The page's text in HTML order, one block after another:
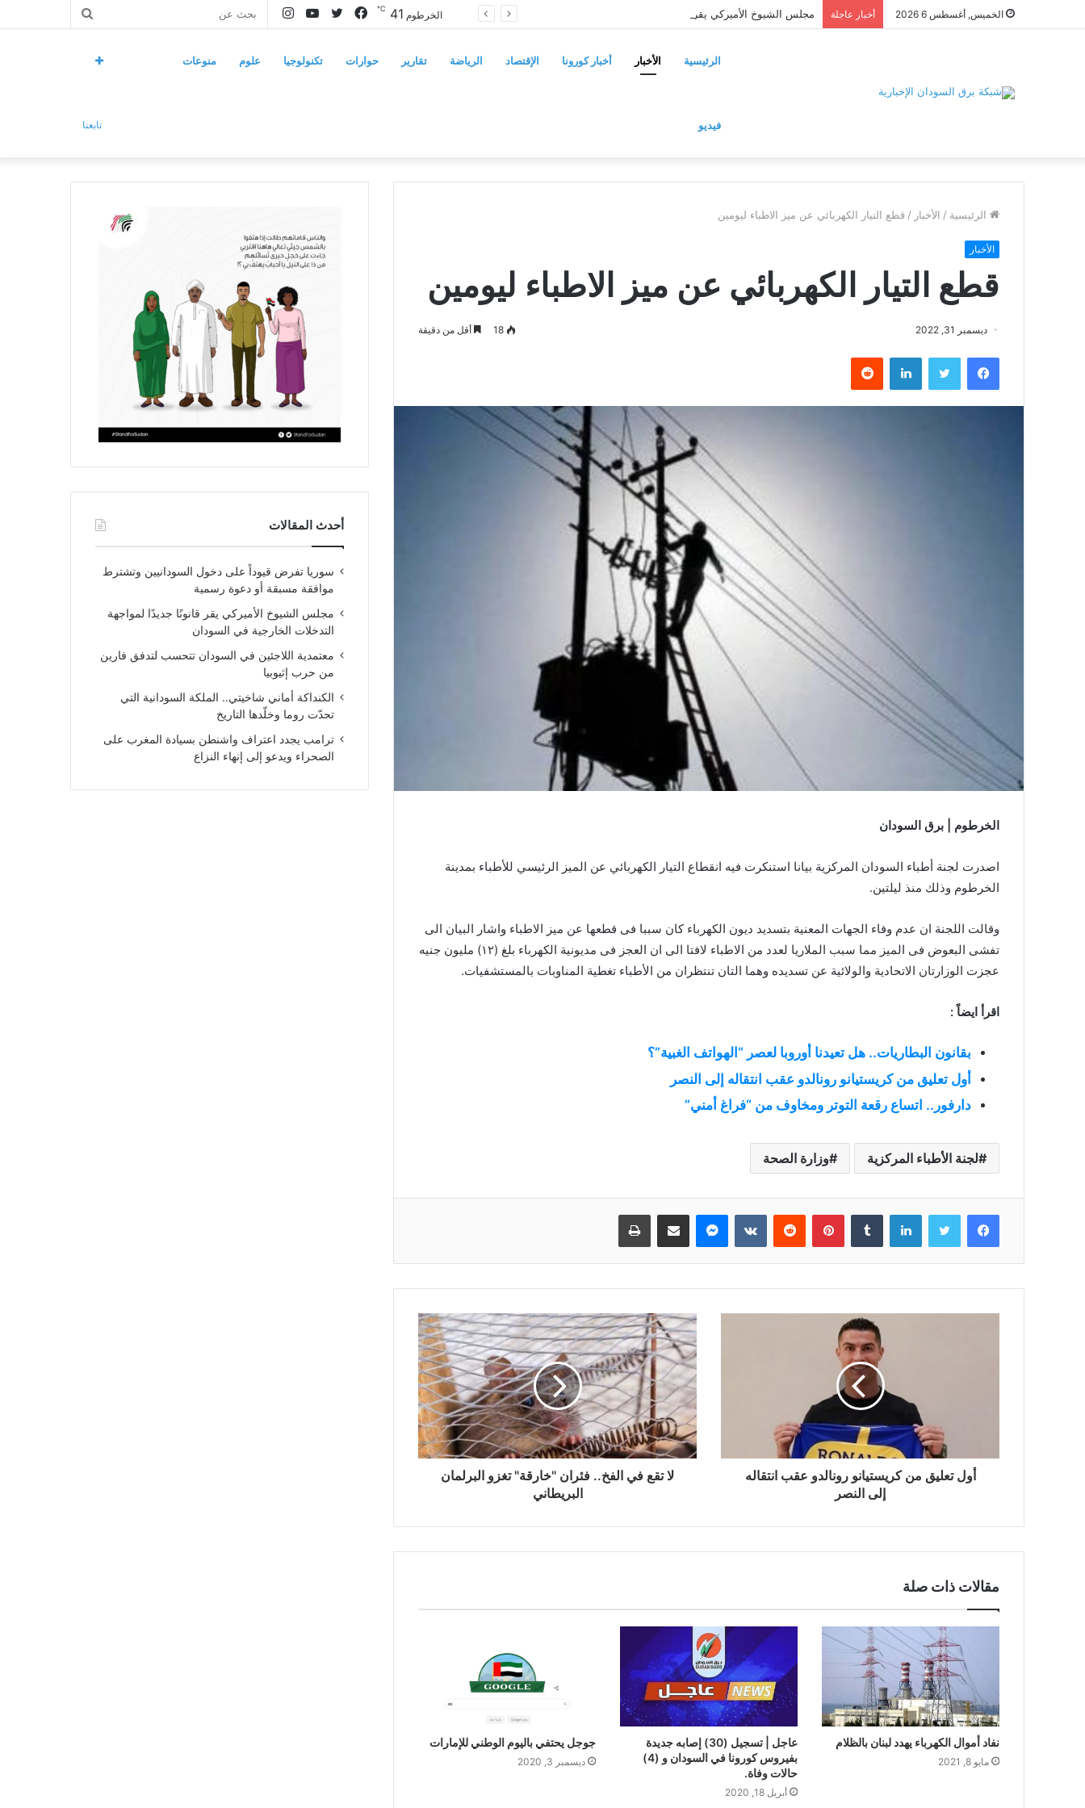
الخميس, أغسطس 6 2026 أخبار عاجلة
بحث
انستقراميوتيوبتويتر
فيسبوك الخرطوم 41
℃
الرئيسية الأخبار أخبار كورونا الإقتصاد الرياضة تقارير حوارات تكنولوجيا علوم منوعات
فيديو تابعنا
الرئيسية / الأخبار / قطع التيار الكهربائي عن ميز الاطباء ليومين
الأخبار
قطع التيار الكهربائي عن ميز الاطباء ليومين
ديسمبر 31, 2022 18 أقل من دقيقة
فيسبوك تويتر لينكدإن
الخرطوم | برق السودان
اصدرت لجنة أطباء السودان المركزية بيانا استنكرت فيه انقطاع التيار الكهربائي عن الميز الرئيسي للأطباء بمدينة
الخرطوم وذلك منذ ليلتين.
وقالت اللجنة ان عدم وفاء الجهات المعنية بتسديد ديون الكهرباء كان سببا فى قطعها عن ميز الاطباء واشار البيان الى
تفشى البعوض فى الميز مما سبب الملاريا لعدد من الاطباء لافتا الى ان العجز فى مديونية الكهرباء بلغ (١٢) مليون جنيه
عجزت الوزارتان الاتحادية والولائية عن تسديده وهما التان تنتظران من الأطباء تغطية المناوبات بالمستشفيات.
اقرأ ايضاً :
بقانون البطاريات.. هل تعيدنا أوروبا لعصر “الهواتف الغبية”؟
أول تعليق من كريستيانو رونالدو عقب انتقاله إلى النصر
دارفور.. اتساع رقعة التوتر ومخاوف من “فراغ أمني”
لجنة الأطباء المركزية وزارة الصحة
فيسبوك تويتر لينكدإن بينتيريست ماسنجر مشاركة عبر البريد طباعة
أول تعليق من كريستيانو رونالدو عقب انتقاله
إلى النصر
لا تقع في الفخ.. فئران "خارقة" تغزو البرلمان
البريطاني
مقالات ذات صلة
نفاد أموال الكهرباء يهدد لبنان بالظلام
مايو 8, 2021
عاجل | تسجيل (30) إصابه جديدة
بفيروس ‎كورونا في السودان و (4)
حالات وفاة.
أبريل 18, 2020
جوجل يحتفي باليوم الوطني للإمارات
ديسمبر 3, 2020
أحدث المقالات
سوريا تفرض قيوداً على دخول السودانيين وتشترط
موافقة مسبقة أو دعوة رسمية
مجلس الشيوخ الأميركي يقر قانونًا جديدًا لمواجهة
التدخلات الخارجية في السودان
معتمدية اللاجئين في السودان تتحسب لتدفق فارين
من حرب إثيوبيا
الكنداكة أماني شاخيتي.. الملكة السودانية التي
تحدّت روما وخلّدها التاريخ
ترامب يجدد اعتراف واشنطن بسيادة المغرب على
الصحراء ويدعو إلى إنهاء النزاع